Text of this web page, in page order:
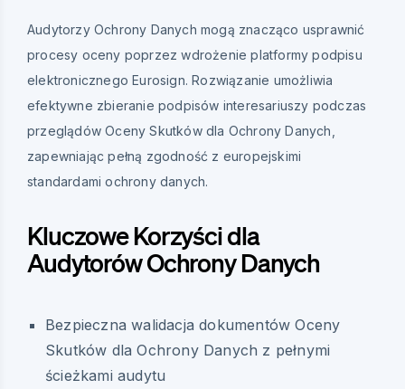
Audytorzy Ochrony Danych mogą znacząco usprawnić
procesy oceny poprzez wdrożenie platformy podpisu
elektronicznego Eurosign. Rozwiązanie umożliwia
efektywne zbieranie podpisów interesariuszy podczas
przeglądów Oceny Skutków dla Ochrony Danych,
zapewniając pełną zgodność z europejskimi
standardami ochrony danych.
Kluczowe Korzyści dla
Audytorów Ochrony Danych
Bezpieczna walidacja dokumentów Oceny
Skutków dla Ochrony Danych z pełnymi
ścieżkami audytu